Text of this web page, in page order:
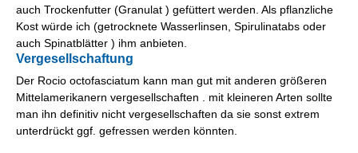
auch Trockenfutter (Granulat ) gefüttert werden. Als pflanzliche
Kost würde ich (getrocknete Wasserlinsen, Spirulinatabs oder
auch Spinatblätter ) ihm anbieten.
Vergesellschaftung
Der Rocio octofasciatum kann man gut mit anderen größeren
Mittelamerikanern vergesellschaften . mit kleineren Arten sollte
man ihn definitiv nicht vergesellschaften da sie sonst extrem
unterdrückt ggf. gefressen werden könnten.